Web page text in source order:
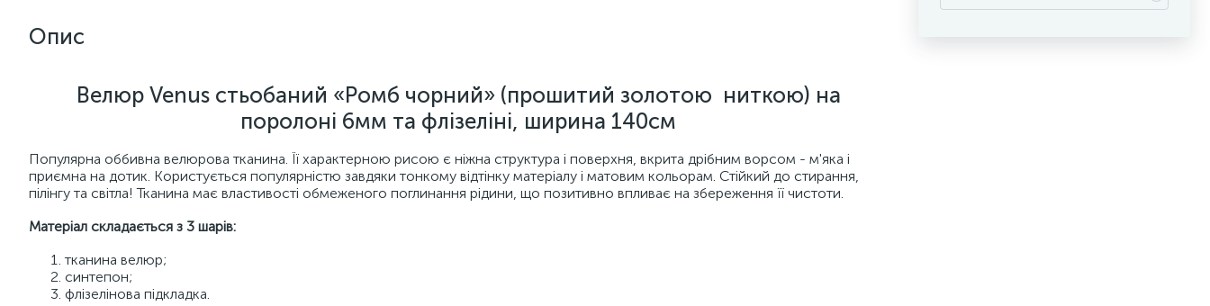
Опис
Велюр Venus стьобаний «Ромб чорний» (прошитий золотою ниткою) на
поролоні 6мм та флізеліні, ширина 140см
Популярна оббивна велюрова тканина. Її характерною рисою є ніжна структура і поверхня, вкрита дрібним ворсом - м'яка і
приємна на дотик. Користується популярністю завдяки тонкому відтінку матеріалу і матовим кольорам. Стійкий до стирання,
пілінгу та світла! Тканина має властивості обмеженого поглинання рідини, що позитивно впливає на збереження її чистоти.
Матеріал складається з 3 шарів:
тканина велюр;
синтепон;
флізелінова підкладка.